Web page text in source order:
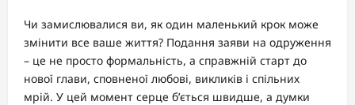
Чи замислювалися ви, як один маленький крок може
змінити все ваше життя? Подання заяви на одруження
– це не просто формальність, а справжній старт до
нової глави, сповненої любові, викликів і спільних
мрій. У цей момент серце б’ється швидше, а думки